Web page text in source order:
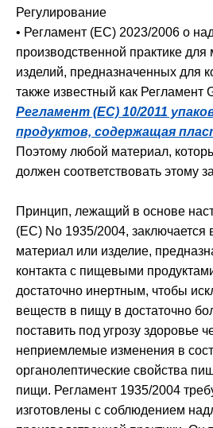
Регулирование
• Регламент (ЕС) 2023/2006 о
производственной практике для
изделий, предназначенных для
также известный как Регламент
Регламент (ЕС) 10/2011
продуктов, содержащая
Поэтому любой материал,
должен соответствовать этому
Принцип, лежащий в основе
(ЕС) No 1935/2004, заключается
материал или изделие,
контакта с пищевыми
достаточно инертным, чтобы
веществ в пищу в достаточно
поставить под угрозу здоровье
неприемлемые изменения в
органолептические свойства
пищи. Регламент 1935/2004
изготовлены с соблюдением